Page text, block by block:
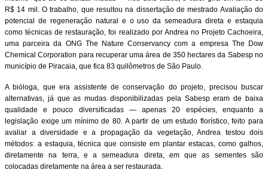
R$ 14 mil. O trabalho, que resultou na dissertação de mestrado Avaliação do
potencial de regeneração natural e o uso da semeadura direta e estaquia
como técnicas de restauração, foi realizado por Andrea no Projeto Cachoeira,
uma parceira da ONG The Nature Conservancy com a empresa The Dow
Chemical Corporation para recuperar uma área de 350 hectares da Sabesp no
município de Piracaia, que fica 83 quilômetros de São Paulo.
A bióloga, que era assistente de conservação do projeto, precisou buscar
alternativas, já que as mudas disponibilizadas pela Sabesp eram de baixa
qualidade e pouco diversificadas — apenas 20 espécies, enquanto a
legislação exige um mínimo de 80. A partir de um estudo florístico, feito para
avaliar a diversidade e a propagação da vegetação, Andrea testou dois
métodos: a estaquia, técnica que consiste em plantar estacas, como galhos,
diretamente na terra, e a semeadura direta, em que as sementes são
colocadas diretamente na área a ser restaurada.